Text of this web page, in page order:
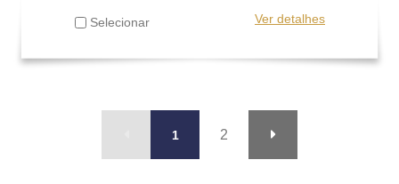
Selecionar Ver detalhes
1 2